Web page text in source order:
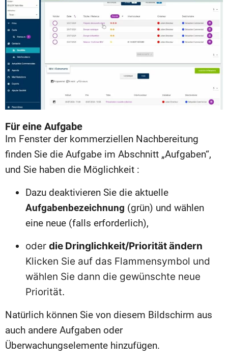
Für eine Aufgabe
Im Fenster der kommerziellen Nachbereitung
finden Sie die Aufgabe im Abschnitt „Aufgaben“,
und Sie haben die Möglichkeit :
Dazu deaktivieren Sie die aktuelle
Aufgabenbezeichnung (grün) und wählen
eine neue (falls erforderlich),
oder die Dringlichkeit/Priorität ändern
Klicken Sie auf das Flammensymbol und
wählen Sie dann die gewünschte neue
Priorität.
Natürlich können Sie von diesem Bildschirm aus
auch andere Aufgaben oder
Überwachungselemente hinzufügen.